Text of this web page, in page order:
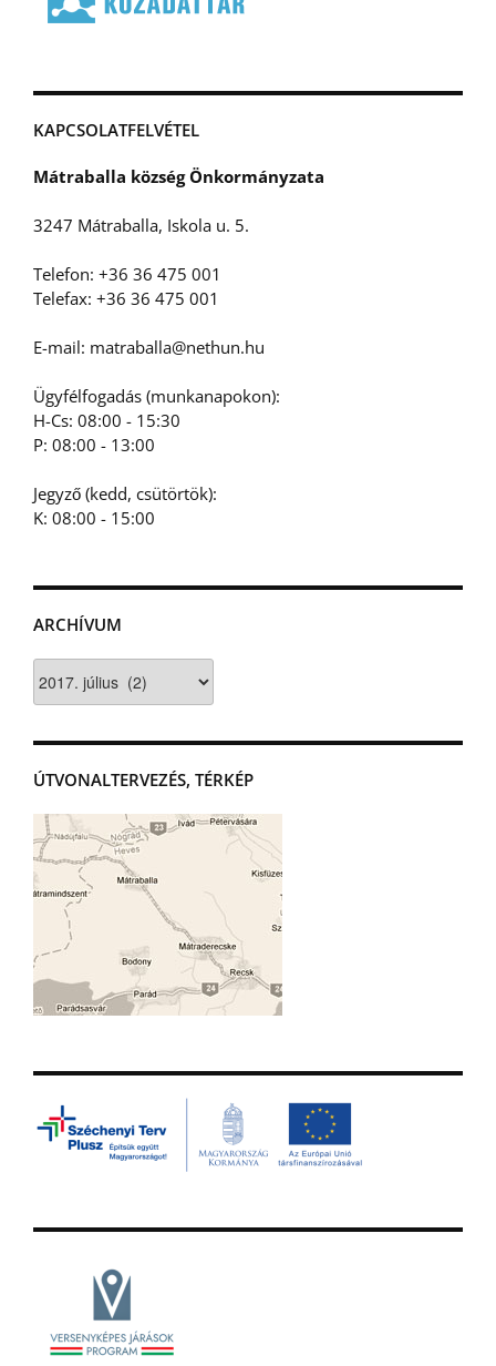
KAPCSOLATFELVÉTEL
Mátraballa község Önkormányzata
3247 Mátraballa, Iskola u. 5.
Telefon: +36 36 475 001
Telefax: +36 36 475 001
E-mail: matraballa@nethun.hu
Ügyfélfogadás (munkanapokon):
H-Cs: 08:00 - 15:30
P: 08:00 - 13:00
Jegyző (kedd, csütörtök):
K: 08:00 - 15:00
ARCHÍVUM
ÚTVONALTERVEZÉS, TÉRKÉP